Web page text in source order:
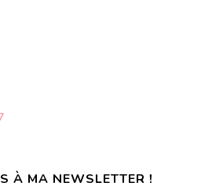
À MA NEWSLETTER !